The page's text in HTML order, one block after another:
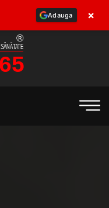
Adauga ×